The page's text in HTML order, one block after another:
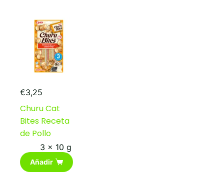
€3,25
Churu Cat
Bites Receta
de Pollo
3 x 10 g
Añadir